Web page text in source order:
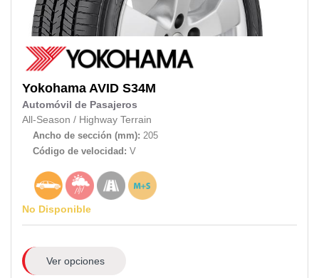
Yokohama AVID S34M
Automóvil de Pasajeros
All-Season / Highway Terrain
Ancho de sección (mm): 205
Código de velocidad: V
No Disponible
Ver opciones